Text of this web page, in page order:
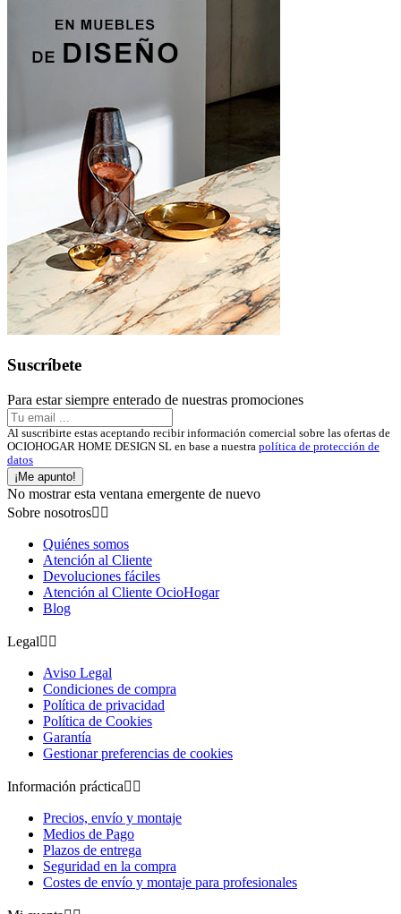
Suscríbete
Para estar siempre enterado de nuestras promociones
Al suscribirte estas aceptando recibir información comercial sobre las ofertas de
OCIOHOGAR HOME DESIGN SL en base a nuestra política de protección de
datos
¡Me apunto!
No mostrar esta ventana emergente de nuevo
Sobre nosotros 
Quiénes somos
Atención al Cliente
Devoluciones fáciles
Atención al Cliente OcioHogar
Blog
Legal 
Aviso Legal
Condiciones de compra
Política de privacidad
Política de Cookies
Garantía
Gestionar preferencias de cookies
Información práctica 
Precios, envío y montaje
Medios de Pago
Plazos de entrega
Seguridad en la compra
Costes de envío y montaje para profesionales